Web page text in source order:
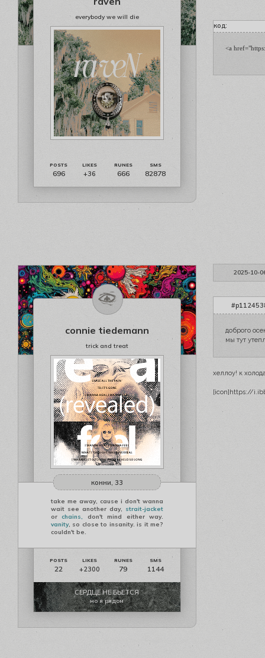
everybody we will die
696 +36 666 82878
код:
<a
2025-10-
connie tiedemann
trick and treat
конни, 33
take me away, cause i don't wanna
wait see another day, strait-jacket
orchains,
don't mind either way.
vanity, so close to insanity. is it me?
couldn't be.
22 +2300 79 1144
СЕРДЦЕ НЕ БЬЕТСЯ
но я рядом
доброго
мы тут
хеллоу! к
[icon]https://